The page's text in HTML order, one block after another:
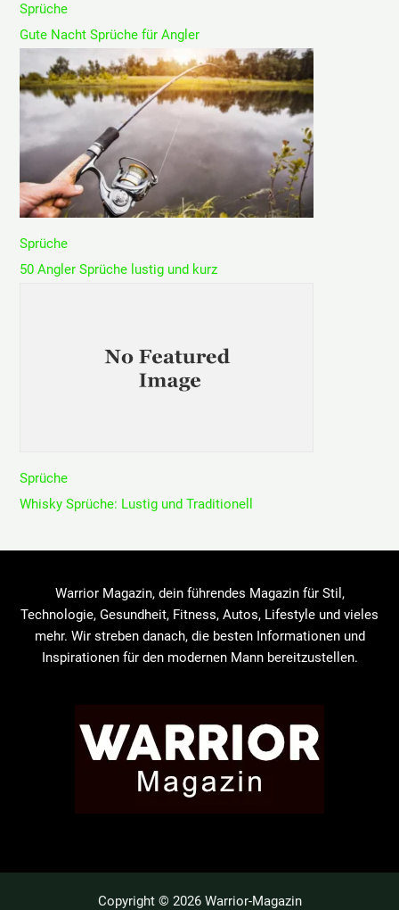
Sprüche
Gute Nacht Sprüche für Angler
Sprüche
50 Angler Sprüche lustig und kurz
Sprüche
Whisky Sprüche: Lustig und Traditionell
Warrior Magazin, dein führendes Magazin für Stil,
Technologie, Gesundheit, Fitness, Autos, Lifestyle und vieles
mehr. Wir streben danach, die besten Informationen und
Inspirationen für den modernen Mann bereitzustellen.
Copyright © 2026 Warrior-Magazin